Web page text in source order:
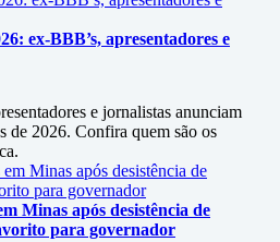
ex-BBB’s, apresentadores e
e jornalistas anunciam
de 2026. Confira quem são os
Minas após desistência de
para governador